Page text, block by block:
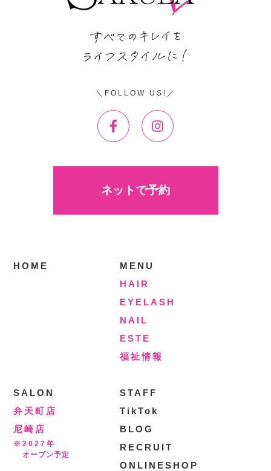
FOLLOW US!
ネットで予約
HOME
MENU
HAIR
EYELASH
NAIL
ESTE
福祉情報
SALON
弁天町店
尼崎店
※2027年
オープン予定
STAFF
TikTok
BLOG
RECRUIT
ONLINESHOP